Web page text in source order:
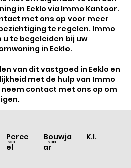
in Eeklo via Immo Kantoor.
met ons op voor meer
te regelen. Immo
te begeleiden bij uw
in Eeklo.
van dit vastgoed in Eeklo en
met de hulp van Immo
contact met ons op om
238
Perce
el
2013
Bouwja
ar
K.I.
-